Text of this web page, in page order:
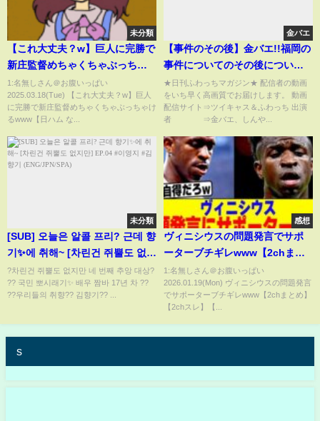
未分類
【これ大丈夫？w】巨人に完勝で
新庄監督めちゃくちゃぶっちゃ
けるwww【日ハム なんJ 反応
集】ファイターズ ジャイアンツ
1:名無しさん＠お腹いっぱい
2025.03.18(Tue) 【これ大丈夫？w】巨人
に完勝で新庄監督めちゃくちゃぶっちゃけ
るwww【日ハム な...
金バエ
【事件のその後】金バエ!!福岡の
事件についてのその後について
語る9月2日
★日刊ふわっちマガジン★ 配信者の動画
をいち早く高画質でお届けします。 動画
配信サイト⇒ツイキャス＆ふわっち 出演
者 ⇒金バエ、しんや...
未分類
[SUB] 오늘은 알콜 프리? 근데 향
기✨에 취해~ [차린건 쥐뿔도 없지
만] EP.04 #이영지 #김향기
(ENG/JPN/SPA)
?차린건 쥐뿔도 없지만 네 번째 추앙 대상?
?? 국민 뽀시래기✨ 배우 짬바 17년 차 ??
??우리들의 취향?? 김향기?? ...
感想
ヴィニシウスの問題発言でサポ
ーターブチギレwww【2chまと
め】【2chスレ】【5chスレ】
1:名無しさん＠お腹いっぱい
2026.01.19(Mon) ヴィニシウスの問題発言
でサポーターブチギレwww【2chまとめ】
【2chスレ】【...
s